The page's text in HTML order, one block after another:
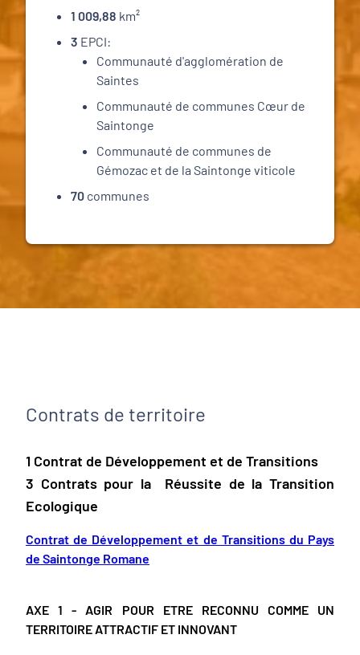
1 009,88 km²
3 EPCI:
Communauté d'agglomération de
Saintes
Communauté de communes Cœur de
Saintonge
Communauté de communes de
Gémozac et de la Saintonge viticole
70 communes
Contrats de territoire
1 Contrat de Développement et de Transitions
3 Contrats pour la Réussite de la Transition
Ecologique
Contrat de Développement et de Transitions du Pays
de Saintonge Romane
AXE 1 - AGIR POUR ETRE RECONNU COMME UN
TERRITOIRE ATTRACTIF ET INNOVANT